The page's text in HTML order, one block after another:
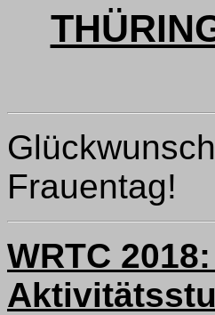
Frauentag!
WRTC